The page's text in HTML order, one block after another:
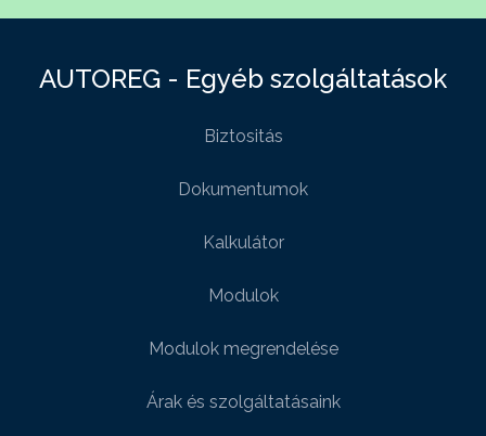
AUTOREG - Egyéb szolgáltatások
Biztositás
Dokumentumok
Kalkulátor
Modulok
Modulok megrendelése
Árak és szolgáltatásaink